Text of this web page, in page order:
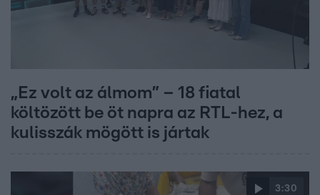
„Ez volt az álmom” – 18 fiatal
költözött be öt napra az RTL-hez, a
kulisszák mögött is jártak
3:30